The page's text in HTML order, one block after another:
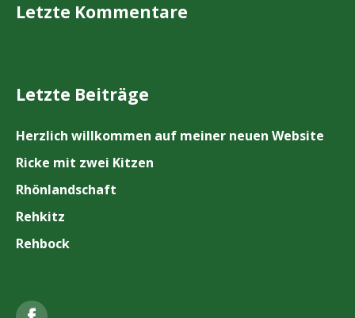
Letzte Kommentare
Letzte Beiträge
Herzlich willkommen auf meiner neuen Website
Ricke mit zwei Kitzen
Rhönlandschaft
Rehkitz
Rehbock